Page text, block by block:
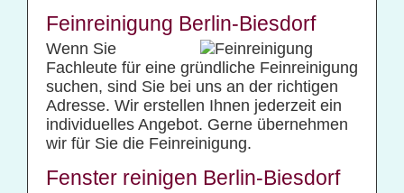
Feinreinigung Berlin-Biesdorf
Wenn Sie
Fachleute für eine gründliche Feinreinigung
suchen, sind Sie bei uns an der richtigen
Adresse. Wir erstellen Ihnen jederzeit ein
individuelles Angebot. Gerne übernehmen
wir für Sie die Feinreinigung.
Fenster reinigen Berlin-Biesdorf